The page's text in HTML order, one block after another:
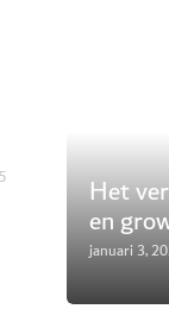
Het
en
januari 3,